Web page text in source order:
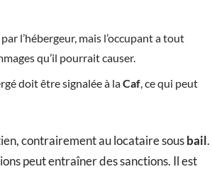
l’hébergeur, mais l’occupant a tout
qu’il pourrait causer.
doit être signalée à laCaf , ce qui peut
contrairement au locataire sousbail.
peut entraîner des sanctions. Il est